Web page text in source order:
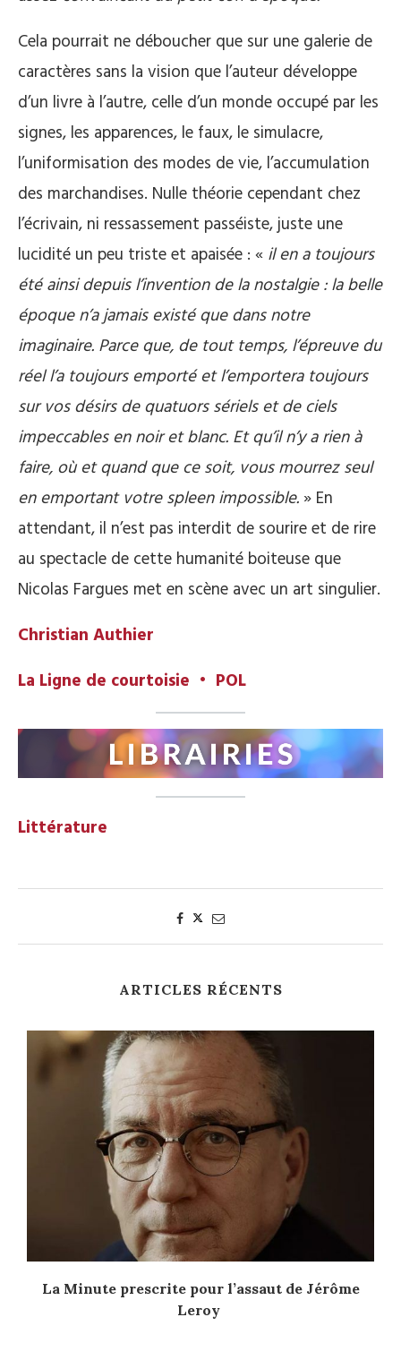
Cela pourrait ne déboucher que sur une galerie de
caractères sans la vision que l’auteur développe
d’un livre à l’autre, celle d’un monde occupé par les
signes, les apparences, le faux, le simulacre,
l’uniformisation des modes de vie, l’accumulation
des marchandises. Nulle théorie cependant chez
l’écrivain, ni ressassement passéiste, juste une
lucidité un peu triste et apaisée : « il en a toujours
été ainsi depuis l’invention de la nostalgie : la belle
époque n’a jamais existé que dans notre
imaginaire. Parce que, de tout temps, l’épreuve du
réel l’a toujours emporté et l’emportera toujours
sur vos désirs de quatuors sériels et de ciels
impeccables en noir et blanc. Et qu’il n’y a rien à
faire, où et quand que ce soit, vous mourrez seul
en emportant votre spleen impossible. » En
attendant, il n’est pas interdit de sourire et de rire
au spectacle de cette humanité boiteuse que
Nicolas Fargues met en scène avec un art singulier.
Christian Authier
La Ligne de courtoisie • POL
Littérature
ARTICLES RÉCENTS
La Minute prescrite pour l’assaut de Jérôme
Leroy